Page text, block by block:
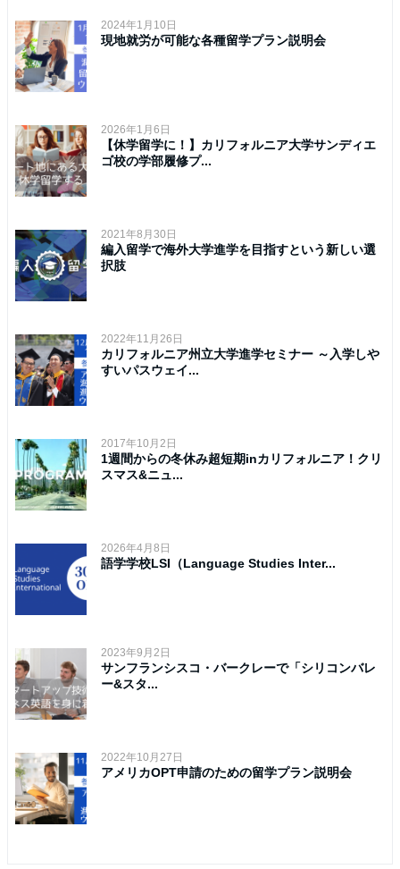
2024年1月10日
現地就労が可能な各種留学プラン説明会
2026年1月6日
【休学留学に！】カリフォルニア大学サンディエ
ゴ校の学部履修プ...
2021年8月30日
編入留学で海外大学進学を目指すという新しい選
択肢
2022年11月26日
カリフォルニア州立大学進学セミナー ～入学しや
すいパスウェイ...
2017年10月2日
1週間からの冬休み超短期inカリフォルニア！クリ
スマス&ニュ...
2026年4月8日
語学学校LSI（Language Studies Inter...
2023年9月2日
サンフランシスコ・バークレーで「シリコンバレ
ー&スタ...
2022年10月27日
アメリカOPT申請のための留学プラン説明会